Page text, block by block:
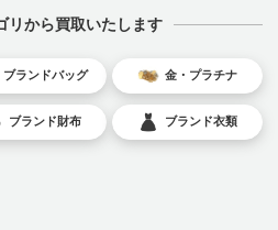
リから買取いたします
ブランドバッグ 金・プラチナ
ブランド財布 ブランド衣類